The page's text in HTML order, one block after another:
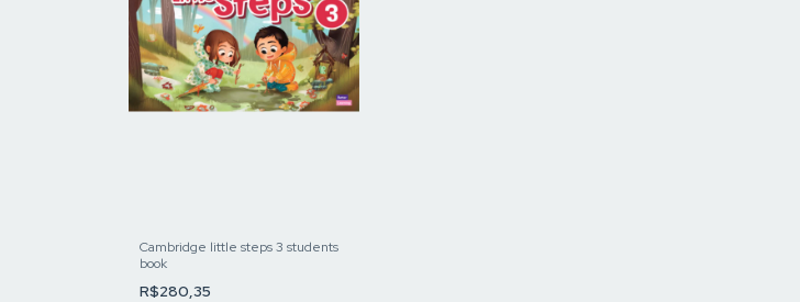
Cambridge little steps 3 students
book
R$280,35